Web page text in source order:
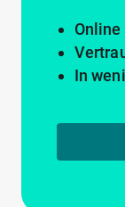
In